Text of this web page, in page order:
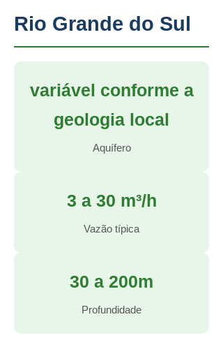
Rio Grande do Sul
variável conforme a
geologia local
Aquífero
3 a 30 m³/h
Vazão típica
30 a 200m
Profundidade